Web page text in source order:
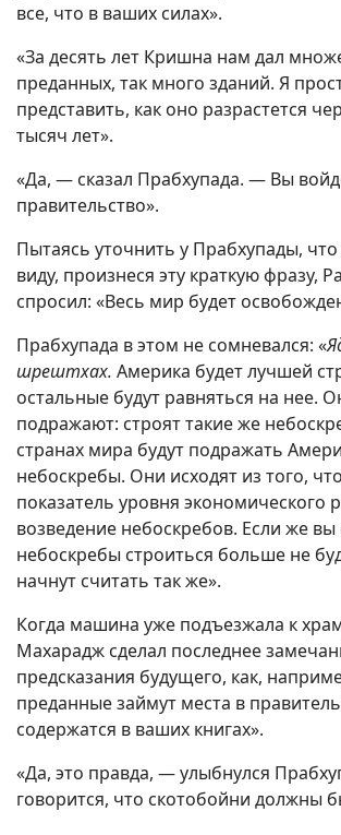
все, что в ваших силах».
«За десять лет Кришна нам дал
преданных, так много зданий. Я
представить, как оно разрастется
тысяч лет».
«Да, — сказал Прабхупада. — Вы
правительство».
Пытаясь уточнить у Прабхупады,
виду, произнеся эту краткую фразу,
спросил: «Весь мир будет
Прабхупада в этом не сомневался: «
шрештхах. Америка будет лучшей
остальные будут равняться на нее.
подражают: строят такие же
странах мира будут подражать
небоскребы. Они исходят из того,
показатель уровня экономического
возведение небоскребов. Если же вы
небоскребы строиться больше не
начнут считать так же».
Когда машина уже подъезжала к
Махарадж сделал последнее
предсказания будущего, как,
преданные займут места в
содержатся в ваших книгах».
«Да, это правда, — улыбнулся
говорится, что скотобойни должны